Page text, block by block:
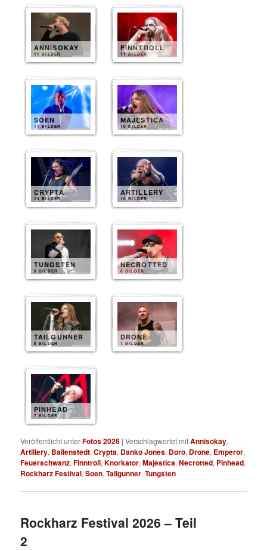
ANNISOKAY
11 BILDER
FINNTROLL
11 BILDER
SOEN
11 BILDER
MAJESTICA
10 BILDER
CRYPTA
10 BILDER
ARTILLERY
10 BILDER
TUNGSTEN
9 BILDER
NECROTTED
8 BILDER
TAILGUNNER
8 BILDER
DRONE
7 BILDER
PINHEAD
7 BILDER
Veröffentlicht unterFotos 2026 |Verschlagwortet mitAnnisokay,
Artillery, Ballenstedt,Crypta, Danko Jones, Doro, Drone, Emperor,
Feuerschwanz,Finntroll,Knorkator,Majestica,Necrotted, Pinhead,
Rockharz Festival,Soen,Tailgunner,Tungsten
Rockharz Festival 2026 – Teil
2